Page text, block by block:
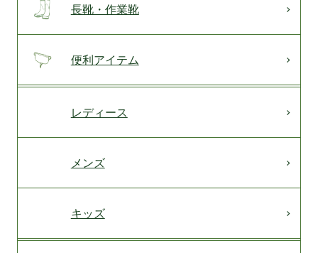
長靴・作業靴
便利アイテム
レディース
メンズ
キッズ